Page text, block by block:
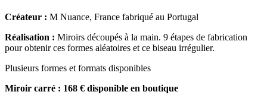
Créateur : M Nuance, France fabriqué au Portugal
Réalisation : Miroirs découpés à la main. 9 étapes de fabrication
pour obtenir ces formes aléatoires et ce biseau irrégulier.
Plusieurs formes et formats disponibles
Miroir carré : 168 € disponible en boutique